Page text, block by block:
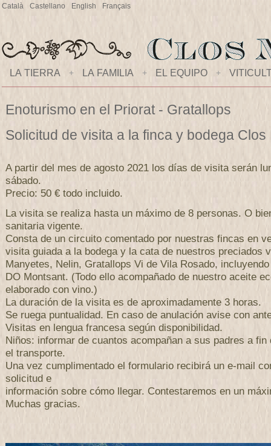
Català Castellano English Français
LA TIERRA + LA FAMILIA + EL EQUIPO +
Enoturismo en el Priorat - Gratallops
Solicitud de visita a la finca y bodega Clos
A partir del mes de agosto 2021 los días de visita serán
sábado.
Precio: 50 € todo incluido.
La visita se realiza hasta un máximo de 8 personas. O
sanitaria vigente.
Consta de un circuito comentado por nuestras fincas en
visita guiada a la bodega y la cata de nuestros preciados
Manyetes, Nelin, Gratallops Vi de Vila Rosado,
DO Montsant. (Todo ello acompañado de nuestro aceite
elaborado con vino.)
La duración de la visita es de aproximadamente 3 horas.
Se ruega puntualidad. En caso de anulación avise con
Visitas en lengua francesa según disponibilidad.
Niños: informar de cuantos acompañan a sus padres a
el transporte.
Una vez cumplimentado el formulario recibirá un e-mail
solicitud e
información sobre cómo llegar. Contestaremos en un
Muchas gracias.